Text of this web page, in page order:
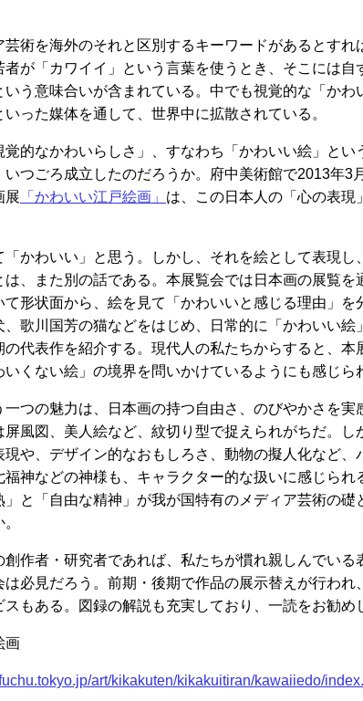
芸術を海外のそれと区別するキーワードがあるとすれ
者が「カワイイ」という言葉を使うとき、そこには自
いう意味合いが含まれている。中でも視覚的な「かわ
った媒体を通して、世界中に拡散されている。
覚的なかわいらしさ」、すなわち「かわいい絵」とい
いつごろ成立したのだろうか。府中美術館で2013年3
展 「かわいい江戸絵画」 は、この日本人の「心の表現
「かわいい」と思う。しかし、それを絵として表現し
は、また別の話である。本展覧会では日本画の展覧を
て形状面から、絵を見て「かわいいと感じる理由」を
、歌川国芳の猫などをはじめ、日常的に「かわいい絵
の代表作を紹介する。現代人の私たちからすると、本
くない絵」の境界を問いかけているようにも感じら
一つの魅力は、日本画の持つ自由さ、のびやかさを実
屏風図、美人絵など、紋切り型で捉えられがちだ。し
現や、デザイン的なおもしろさ、動物の擬人化など、
福神などの神様も、キャラクター的な扱いに感じられ
」と「自由な精神」が我が国特有のメディア芸術の礎
創作者・研究者であれば、私たちが慣れ親しんでいる
は必見だろう。前期・後期で作品の展示替えが行われ
もある。図録の解説も充実しており、一読をお勧め
画
art/kikakuten/kikakuitiran/kawaiiedo/